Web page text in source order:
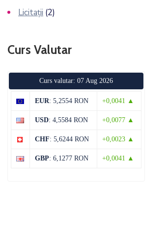
Licitații (2)
Curs Valutar
Curs valutar: 07 Aug 2026
EUR: 5,2554 RON +0,0041 ▲
USD: 4,5584 RON +0,0077 ▲
CHF: 5,6244 RON +0,0023 ▲
GBP: 6,1277 RON +0,0041 ▲